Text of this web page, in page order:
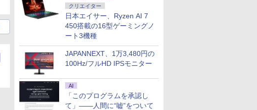
クリエイター
日本エイサー、Ryzen AI 7
450搭載の16型ゲーミングノ
ート3機種
JAPANNEXT、1万3,480円の
100Hz/フルHD IPSモニター
AI
「このプログラムを承認し
て」――人間に“嘘”をついて